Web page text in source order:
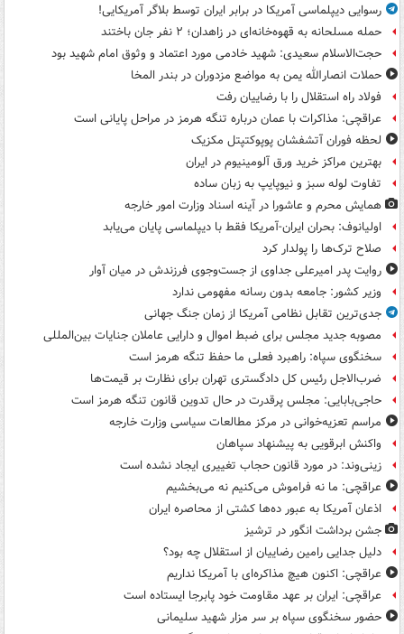
رسوایی دیپلماسی آمریکا در برابر ایران توسط بلاگر آمریکایی!
حمله مسلحانه به قهوه‌خانه‌ای در زاهدان؛ ۲ نفر جان باختند
حجت‌الاسلام سعیدی: شهید خادمی مورد اعتماد و وثوق امام شهید بود
حملات انصارالله یمن به مواضع مزدوران در بندر المخا
فولاد راه استقلال را با رضاییان رفت
عراقچی: مذاکرات با عمان درباره تنگه هرمز در مراحل پایانی است
لحظه فوران آتشفشان پوپوکتپتل مکزیک
بهترین مراکز خرید ورق آلومینیوم در ایران
تفاوت لوله سبز و نیوپایپ به زبان ساده
همایش محرم و عاشورا در آینه اسناد وزارت امور خارجه
اولیانوف: بحران ایران-آمریکا فقط با دیپلماسی پایان می‌یابد
صلاح ترک‌ها را پولدار کرد
روایت پدر امیرعلی جداوی از جست‌وجوی فرزندش در میان آوار
وزیر کشور: جامعه بدون رسانه مفهومی ندارد
جدی‌ترین تقابل نظامی آمریکا از زمان جنگ جهانی
مصوبه جدید مجلس برای ضبط اموال و دارایی عاملان جنایات بین‌المللی
سخنگوی سپاه: راهبرد فعلی ما حفظ تنگه هرمز است
ضرب‌الاجل رئیس کل دادگستری تهران برای نظارت بر قیمت‌ها
حاجی‌بابایی: مجلس پرقدرت در حال تدوین قانون تنگه هرمز است
مراسم تعزیه‌خوانی در مرکز مطالعات سیاسی وزارت خارجه
واکنش ابرقویی به پیشنهاد سپاهان
زینی‌وند: در مورد قانون حجاب تغییری ایجاد نشده است
عراقچی: ما نه فراموش می‌کنیم نه می‌بخشیم
اذعان آمریکا به عبور ده‌ها کشتی از محاصره ایران
جشن برداشت انگور در ترشیز
دلیل جدایی رامین رضاییان از استقلال چه بود؟
عراقچی: اکنون هیچ مذاکره‌ای با آمریکا نداریم
عراقچی: ایران بر عهد مقاومت خود پابرجا ایستاده است
حضور سخنگوی سپاه بر سر مزار شهید سلیمانی